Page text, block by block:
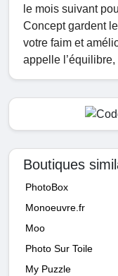
le mois suivant
Concept gardent
votre faim et
appelle
Boutiques
PhotoBox
Monoeuvre.fr
Moo
Photo Sur Toile
My Puzzle